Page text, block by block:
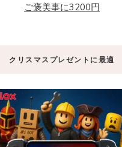
ご褒美事に3200円
クリスマスプレゼントに最適